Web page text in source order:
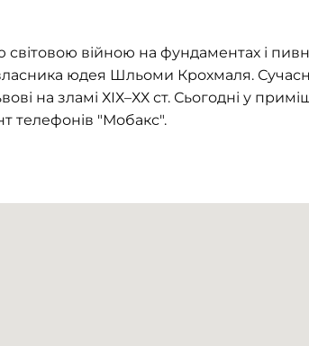
війною на фундаментах і
власника юдея Шльоми Крохмаля.
на зламі ХІХ–ХХ ст. Сьогодні у
телефонів "Мобакс".